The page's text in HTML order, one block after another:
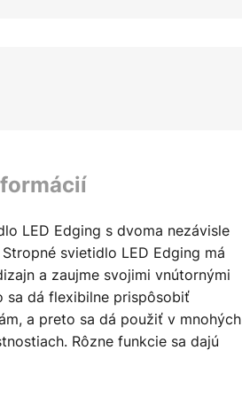
LED Edging s dvoma nezávisle
svietidlo LED Edging má
a zaujme svojimi vnútornými
sa dá flexibilne prispôsobiť
a preto sa dá použiť v mnohých
Rôzne funkcie sa dajú
dodaného diaľkového ovládania.